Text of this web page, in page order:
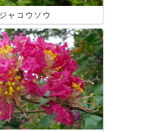
ャコウソウ